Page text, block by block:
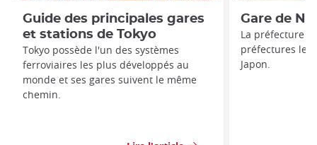
Guide des principales gares
et stations de Tokyo
Tokyo possède l'un des systèmes
ferroviaires les plus développés au
monde et ses gares suivent le même
chemin.
Gare de
La préfecture
préfectures les
Japon.